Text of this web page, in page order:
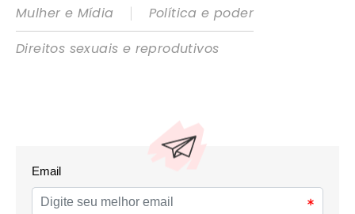
Mulher e Mídia
|
Política e poder
Direitos sexuais e reprodutivos